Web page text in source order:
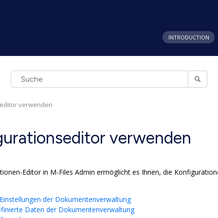
INTRODUCTION
verwenden
verwenden
Editor in M-Files Admin ermöglicht es Ihnen, die
der Dokumentenverwaltung
Daten der Dokumentenverwaltung